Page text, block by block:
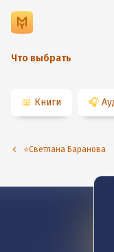
Что выбрать
📖 Книги 🎧
⭐️Светлана Баранова